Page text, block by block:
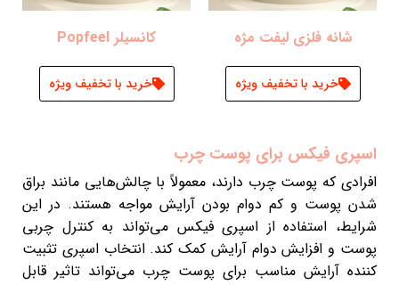
شانه فلزی لیفت مژه
خرید با تخفیف ویژه
کانسیلر Popfeel
خرید با تخفیف ویژه
اسپری فیکس برای پوست چرب
افرادی که پوست چرب دارند، معمولاً با چالش‌هایی مانند براق
شدن پوست و کم دوام بودن آرایش مواجه هستند. در این
شرایط، استفاده از اسپری فیکس می‌تواند به کنترل چربی
پوست و افزایش دوام آرایش کمک کند. انتخاب اسپری تثبیت
کننده آرایش مناسب برای پوست چرب می‌تواند تاثیر قابل